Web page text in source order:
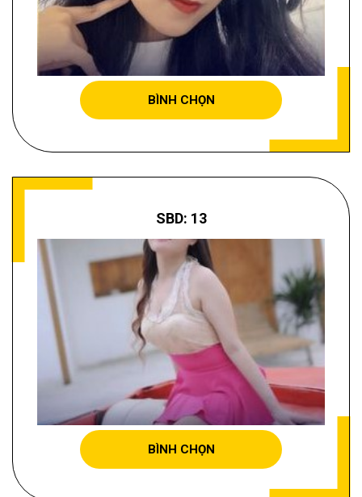
DƯƠNG TUYẾT TRINH
BÌNH CHỌN
SBD: 13
HUỲNH THỊ TUYẾT PHƯƠNG
BÌNH CHỌN